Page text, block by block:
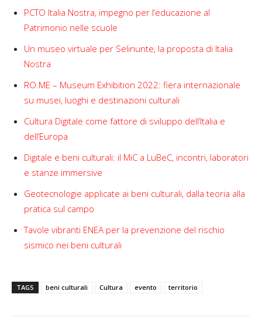
PCTO Italia Nostra, impegno per l’educazione al
Patrimonio nelle scuole
Un museo virtuale per Selinunte, la proposta di Italia
Nostra
RO.ME – Museum Exhibition 2022: fiera internazionale
su musei, luoghi e destinazioni culturali
Cultura Digitale come fattore di sviluppo dell’Italia e
dell’Europa
Digitale e beni culturali: il MiC a LuBeC, incontri, laboratori
e stanze immersive
Geotecnologie applicate ai beni culturali, dalla teoria alla
pratica sul campo
Tavole vibranti ENEA per la prevenzione del rischio
sismico nei beni culturali
TAGS beni culturali Cultura evento territorio